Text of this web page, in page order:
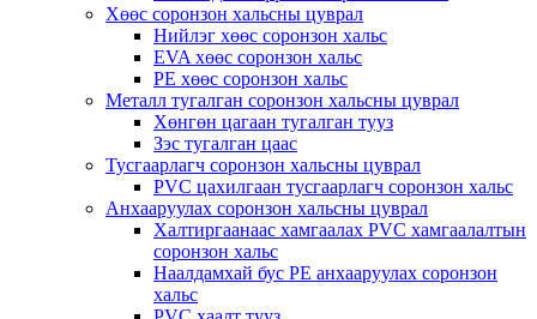
Хөөс соронзон хальсны цуврал
Нийлэг хөөс соронзон хальс
EVA хөөс соронзон хальс
PE хөөс соронзон хальс
Металл тугалган соронзон хальсны цуврал
Хөнгөн цагаан тугалган тууз
Зэс тугалган цаас
Тусгаарлагч соронзон хальсны цуврал
PVC цахилгаан тусгаарлагч соронзон хальс
Анхааруулах соронзон хальсны цуврал
Халтиргаанаас хамгаалах PVC хамгаалалтын
соронзон хальс
Наалдамхай бус PE анхааруулах соронзон
хальс